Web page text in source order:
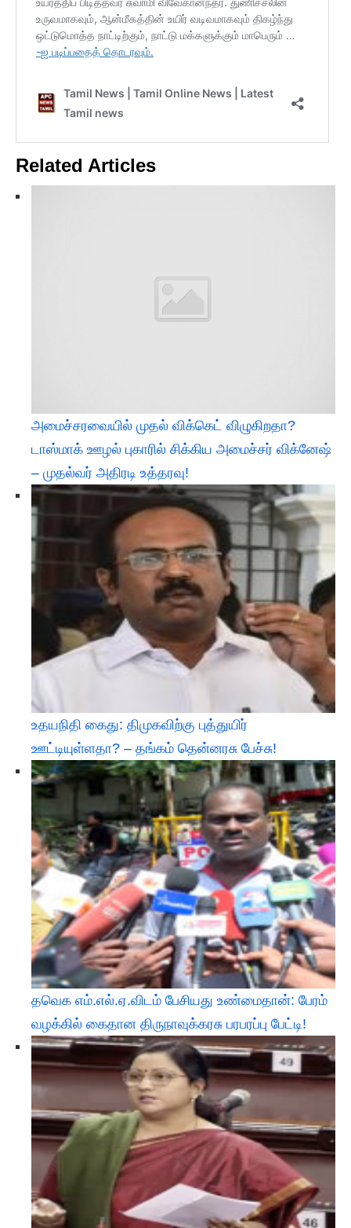
Related Articles
அமைச்சரவையில் முதல் விக்கெட் விழுகிறதா?
டாஸ்மாக் ஊழல் புகாரில் சிக்கிய அமைச்சர் விக்னேஷ்
– முதல்வர் அதிரடி உத்தரவு!
உதயநிதி கைது: திமுகவிற்கு புத்துயிர்
ஊட்டியுள்ளதா? – தங்கம் தென்னரசு பேச்சு!
தவெக எம்.எல்.ஏ.விடம் பேசியது உண்மைதான்: பேரம்
வழக்கில் கைதான திருநாவுக்கரசு பரபரப்பு பேட்டி!